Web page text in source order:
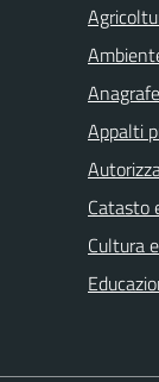
Appalti
Catasto
Cultura